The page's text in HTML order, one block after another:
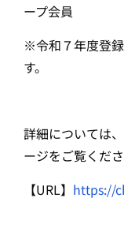
ープ会員
※令和７年度登
す。
詳細については
ージをご覧くださ
【URL】 https://